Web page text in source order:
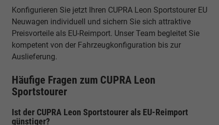
Konfigurieren Sie jetzt Ihren CUPRA Leon Sportstourer EU
Neuwagen individuell und sichern Sie sich attraktive
Preisvorteile als EU-Reimport. Unser Team begleitet Sie
kompetent von der Fahrzeugkonfiguration bis zur
Auslieferung.
Häufige Fragen zum CUPRA Leon
Sportstourer
Ist der CUPRA Leon Sportstourer als EU-Reimport
günstiger?